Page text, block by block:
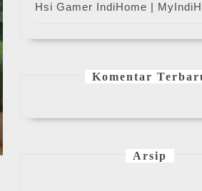
Hsi Gamer IndiHome |
Komentar
Arsip